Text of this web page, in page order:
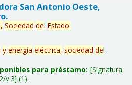
San Antonio Oeste,
Sociedad del Estado.
y energía eléctrica, sociedad del
para préstamo: Signatura
v.3 (1).